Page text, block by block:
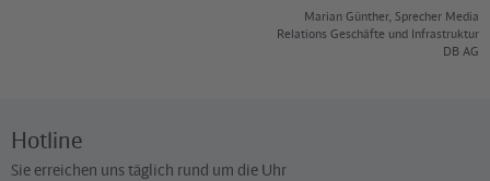
Marian Günther, Sprecher Media
Relations Geschäfte und Infrastruktur
DB AG
Hotline
Sie erreichen uns täglich rund um die Uhr